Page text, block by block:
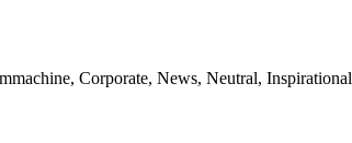
Corporate, News, Neutral, Inspirational